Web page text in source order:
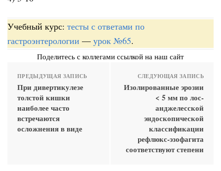
Учебный курс: тесты с ответами по
гастроэнтерологии — урок №65.
Поделитесь с коллегами ссылкой на наш сайт
ПРЕДЫДУЩАЯ ЗАПИСЬ
При дивертикулезе
толстой кишки
наиболее часто
встречаются
осложнения в виде
СЛЕДУЮЩАЯ ЗАПИСЬ
Изолированные эрозии
< 5 мм по лос-
анджелесской
эндоскопической
классификации
рефлюкс-эзофагита
соответствуют степени